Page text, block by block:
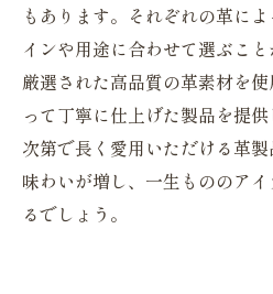
もあります。それぞれの革に
インや用途に合わせて選ぶこと
厳選された高品質の革素材を
って丁寧に仕上げた製品を提
次第で長く愛用いただける革
味わいが増し、一生もののア
るでしょう。